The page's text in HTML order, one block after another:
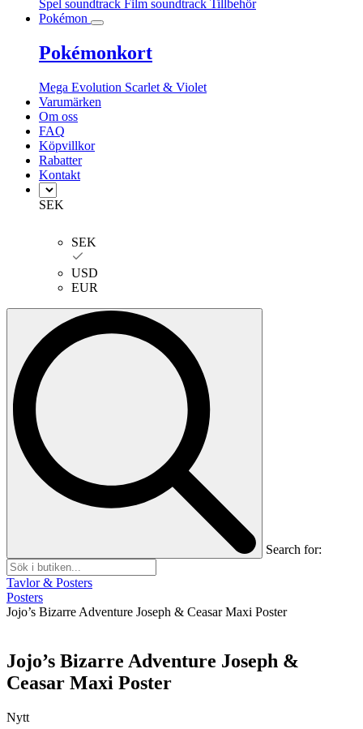
Spel soundtrack Film soundtrack Tillbehör
Pokémon
Pokémonkort
Mega Evolution Scarlet & Violet
Varumärken
Om oss
FAQ
Köpvillkor
Rabatter
Kontakt
SEK
SEK
USD
EUR
Search for:
Tavlor & Posters
Posters
Jojo’s Bizarre Adventure Joseph & Ceasar Maxi Poster
Jojo’s Bizarre Adventure Joseph &
Ceasar Maxi Poster
Nytt